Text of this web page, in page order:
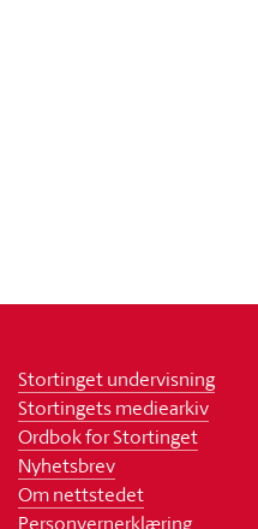
Stortinget undervisning
Stortingets mediearkiv
Ordbok for Stortinget
Nyhetsbrev
Om nettstedet
Personvernerklæring